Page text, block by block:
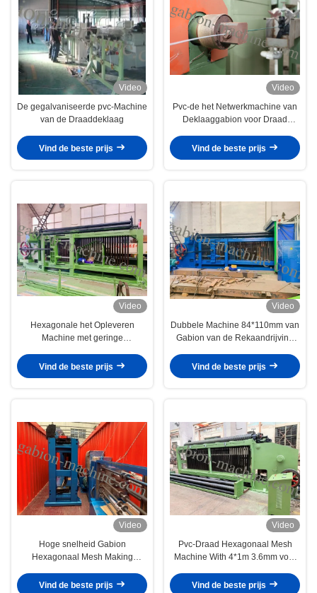
Video
De gegalvaniseerde pvc-Machine
van de Draaddeklaag
Vind de beste prijs
Video
Pvc-de het Netwerkmachine van
Deklaaggabion voor Draad
een laag
Vind de beste prijs
Video
Hexagonale het Opleveren
Machine met geringe
Gegalvaniseerde Draad voor
Helling
Vind de beste prijs
Video
Dubbele Machine 84*110mm van
Gabion van de Rekaandrijving
Draadnetwerk voor Weg
Vind de beste prijs
Video
Hoge snelheid Gabion
Hexagonaal Mesh Making
Vind de beste prijs
Video
Pvc-Draad Hexagonaal Mesh
Machine With 4*1m 3.6mm voor
Vind de beste prijs